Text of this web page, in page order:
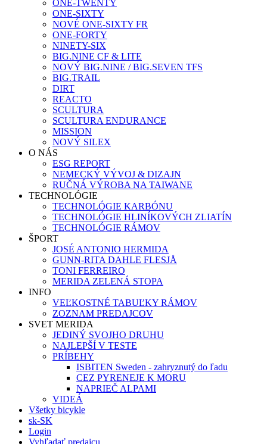
ONE-TWENTY
ONE-SIXTY
NOVÉ ONE-SIXTY FR
ONE-FORTY
NINETY-SIX
BIG.NINE CF & LITE
NOVÝ BIG.NINE / BIG.SEVEN TFS
BIG.TRAIL
DIRT
REACTO
SCULTURA
SCULTURA ENDURANCE
MISSION
NOVÝ SILEX
O NÁS
ESG REPORT
NEMECKÝ VÝVOJ & DIZAJN
RUČNÁ VÝROBA NA TAIWANE
TECHNOLÓGIE
TECHNOLÓGIE KARBÓNU
TECHNOLÓGIE HLINÍKOVÝCH ZLIATÍN
TECHNOLÓGIE RÁMOV
ŠPORT
JOSÉ ANTONIO HERMIDA
GUNN-RITA DAHLE FLESJÅ
TONI FERREIRO
MERIDA ZELENÁ STOPA
INFO
VEĽKOSTNÉ TABUĽKY RÁMOV
ZOZNAM PREDAJCOV
SVET MERIDA
JEDINÝ SVOJHO DRUHU
NAJLEPŠÍ V TESTE
PRÍBEHY
ISBITEN Sweden - zahryznutý do ľadu
CEZ PYRENEJE K MORU
NAPRIEČ ALPAMI
VIDEÁ
Všetky bicykle
sk-SK
Login
Vyhľadať predajcu